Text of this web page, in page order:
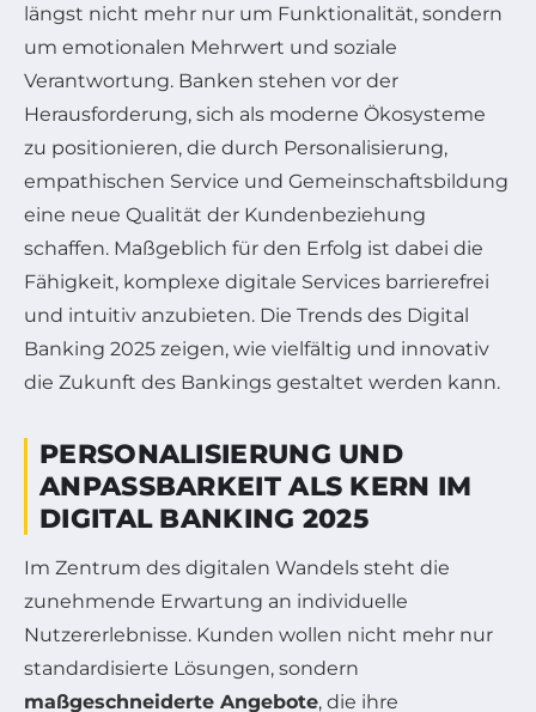
längst nicht mehr nur um Funktionalität, sondern
um emotionalen Mehrwert und soziale
Verantwortung. Banken stehen vor der
Herausforderung, sich als moderne Ökosysteme
zu positionieren, die durch Personalisierung,
empathischen Service und Gemeinschaftsbildung
eine neue Qualität der Kundenbeziehung
schaffen. Maßgeblich für den Erfolg ist dabei die
Fähigkeit, komplexe digitale Services barrierefrei
und intuitiv anzubieten. Die Trends des Digital
Banking 2025 zeigen, wie vielfältig und innovativ
die Zukunft des Bankings gestaltet werden kann.
PERSONALISIERUNG UND
ANPASSBARKEIT ALS KERN IM
DIGITAL BANKING 2025
Im Zentrum des digitalen Wandels steht die
zunehmende Erwartung an individuelle
Nutzererlebnisse. Kunden wollen nicht mehr nur
standardisierte Lösungen, sondern
maßgeschneiderte Angebote, die ihre